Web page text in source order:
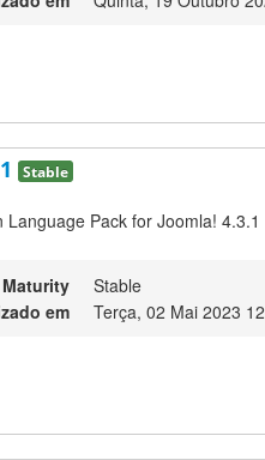
Stable
Language Pack for Joomla! 4.3.1
Maturity
Stable
em
Terça, 02 Mai 2023